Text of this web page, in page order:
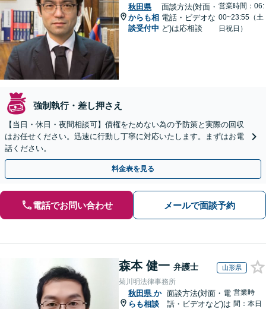
秋田県
からも相
談受付中
面談方法(対面・
電話・ビデオな
ど)は応相談
営業時間：06:
00~23:55（土
日祝日）
強制執行・差し押さえ
【当日・休日・夜間相談可】債権をためない為の予防策と実際の回収
はお任せください。迅速に行動し丁寧に対応いたします。まずはお電
話ください。
料金表を見る
電話でお問い合わせ メールで面談予約
森本 健一 弁護士 山形県
菊川明法律事務所
秋田県 か
らも相談
面談方法(対面・電
話・ビデオなど)は
営業時
間：本日